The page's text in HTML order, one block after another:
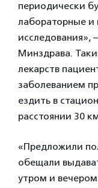
периодически
лабораторные и
исследования»,
Минздрава.
лекарств
заболеванием
ездить в
расстоянии 30
«Предложили
обещали
утром и